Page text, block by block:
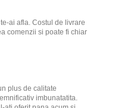
ai afla. Costul de livrare
comenzii si poate fi chiar
plus de calitate
imbunatatita.